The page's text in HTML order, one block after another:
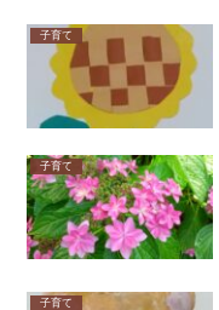
子育て
子育て
子育て